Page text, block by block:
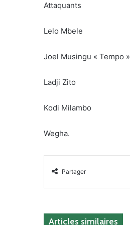
Attaquants
Lelo Mbele
Joel Musingu « Tempo »
Ladji Zito
Kodi Milambo
Wegha.
Partager
Articles similaires